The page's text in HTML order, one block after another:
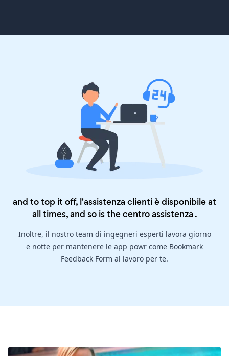
and to top it off, l'assistenza clienti è disponibile at
all times, and so is thecentro assistenza .
Inoltre, il nostro team di ingegneri esperti lavora giorno
e notte per mantenere le app powr come Bookmark
Feedback Form al lavoro per te.